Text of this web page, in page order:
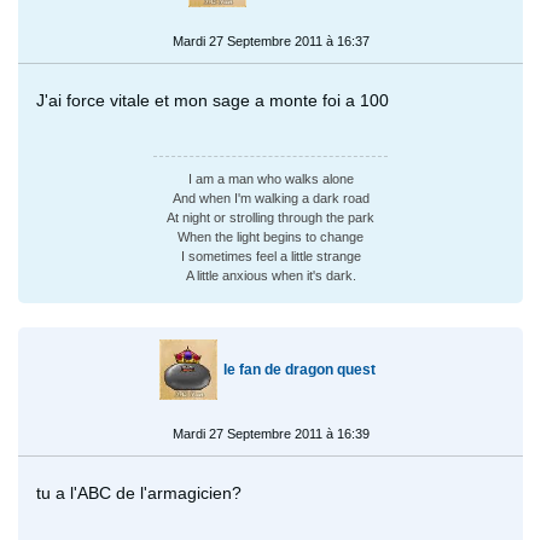
Mardi 27 Septembre 2011 à 16:37
J'ai force vitale et mon sage a monte foi a 100
I am a man who walks alone
And when I'm walking a dark road
At night or strolling through the park
When the light begins to change
I sometimes feel a little strange
A little anxious when it's dark.
le fan de dragon quest
Mardi 27 Septembre 2011 à 16:39
tu a l'ABC de l'armagicien?